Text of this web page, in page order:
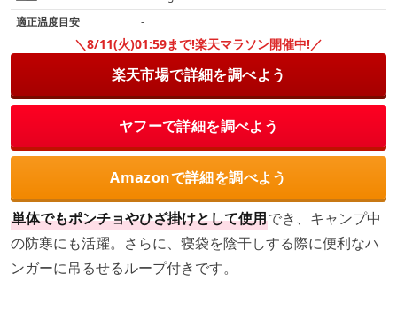
適正温度目安
-
＼8/11(火)01:59まで!楽天マラソン開催中!／
楽天市場で詳細を調べよう
ヤフーで詳細を調べよう
Amazonで詳細を調べよう
単体でもポンチョやひざ掛けとして使用でき、キャンプ中
の防寒にも活躍。さらに、寝袋を陰干しする際に便利なハ
ンガーに吊るせるループ付きです。